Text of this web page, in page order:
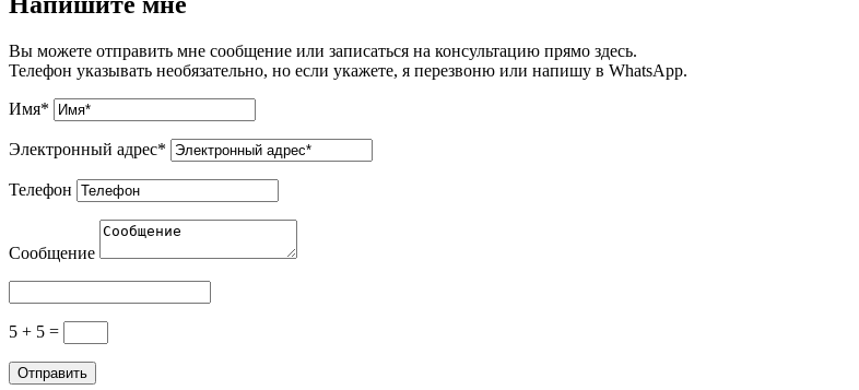
Вы можете отправить мне сообщение или записаться на консультацию прямо здесь.
Телефон указывать необязательно, но если укажете, я перезвоню или напишу в WhatsApp.
Имя*
Электронный адрес*
Телефон
Сообщение
5 + 5 =
Отправить